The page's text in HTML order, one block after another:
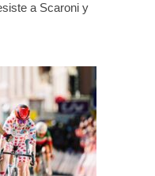
a Scaroni y